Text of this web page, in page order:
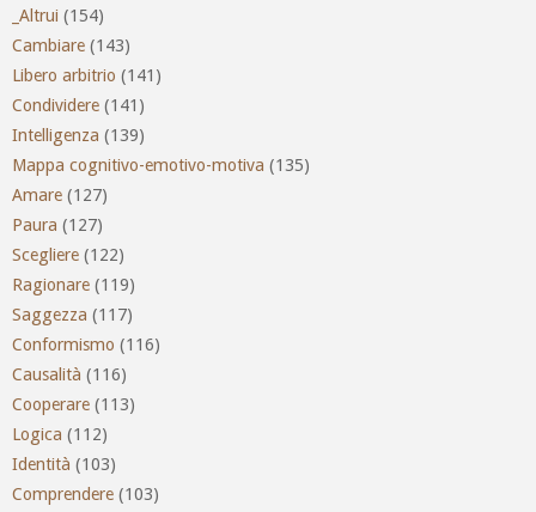
_Altrui (154)
Cambiare (143)
Libero arbitrio (141)
Condividere (141)
Intelligenza (139)
Mappa cognitivo-emotivo-motiva (135)
Amare (127)
Paura (127)
Scegliere (122)
Ragionare (119)
Saggezza (117)
Conformismo (116)
Causalità (116)
Cooperare (113)
Logica (112)
Identità (103)
Comprendere (103)